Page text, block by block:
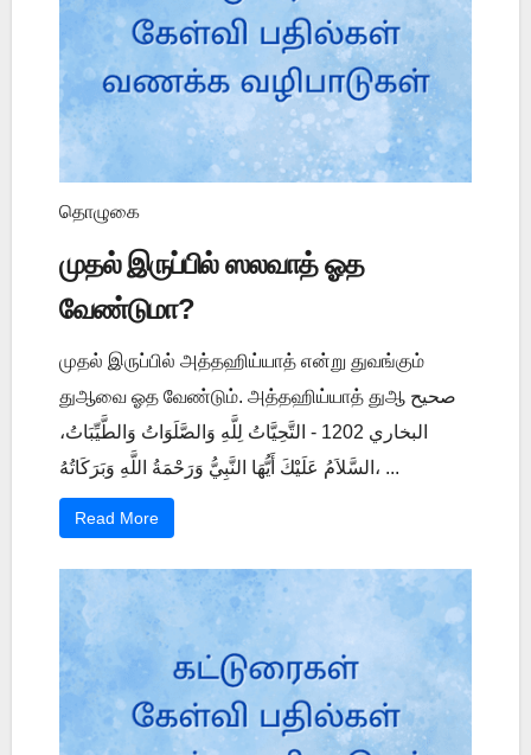
தொழுகை
முதல் இருப்பில் ஸலவாத் ஓத
வேண்டுமா?
முதல் இருப்பில் அத்தஹிய்யாத் என்று துவங்கும்
துஆவை ஓத வேண்டும். அத்தஹிய்யாத் துஆ صحيح
البخاري 1202 - التَّحِيَّاتُ لِلَّهِ وَالصَّلَوَاتُ وَالطَّيِّبَاتُ،
السَّلاَمُ عَلَيْكَ أَيُّهَا النَّبِيُّ وَرَحْمَةُ اللَّهِ وَبَرَكَاتُهُ، ...
Read More